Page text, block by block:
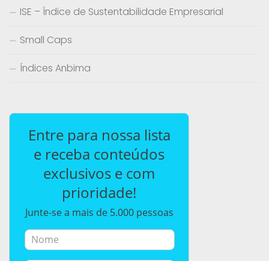
ISE – Índice de Sustentabilidade Empresarial
Small Caps
Índices Anbima
Entre para nossa lista
e receba conteúdos
exclusivos e com
prioridade!
Junte-se a mais de 5.000 pessoas